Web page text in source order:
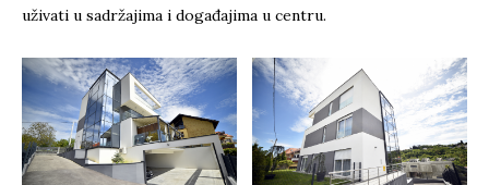
uživati u sadržajima i događajima u centru.